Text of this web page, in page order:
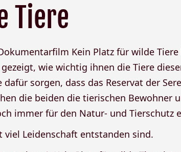
Tiere
Kein Platz für wilde
wie wichtig ihnen die Tiere
dafür sorgen, dass das Reservat der
die beiden die tierischen Bewohner
immer für den Natur- und Tierschutz
viel Leidenschaft entstanden sind.